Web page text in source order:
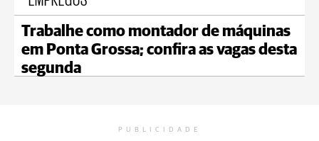
Trabalhe como montador de máquinas
em Ponta Grossa; confira as vagas desta
segunda
PUBLICIDADE